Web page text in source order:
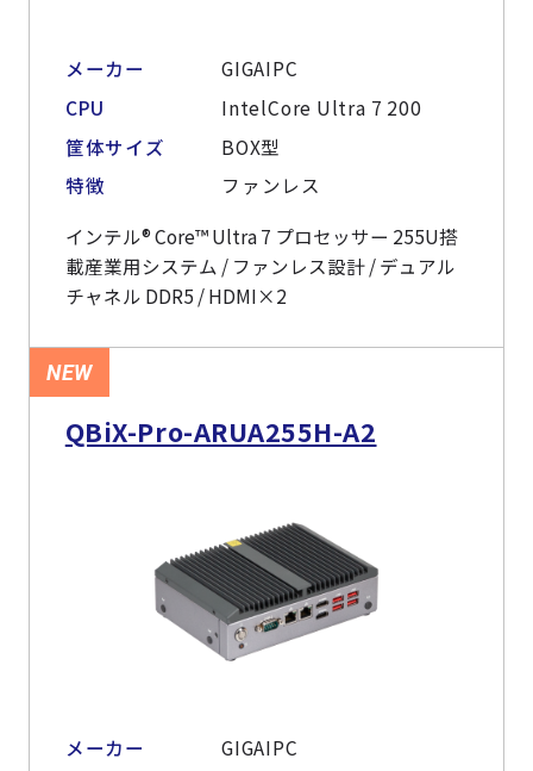
メーカー
GIGAIPC
CPU
IntelCore Ultra 7 200
筐体サイズ
BOX型
特徴
ファンレス
インテル® Core™ Ultra 7 プロセッサー 255U搭
載産業用システム / ファンレス設計 / デュアル
チャネル DDR5 / HDMI×2
NEW
QBiX-Pro-ARUA255H-A2
メーカー
GIGAIPC